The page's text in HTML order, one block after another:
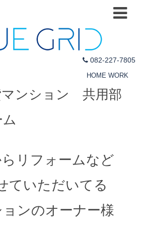
082-227-7805
HOME WORK
マンション 共用部
らリフォームなど
ていただいてる
ンのオーナー様